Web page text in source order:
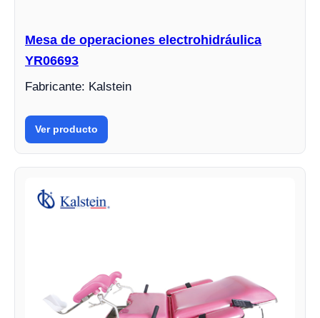
Mesa de operaciones electrohidráulica
YR06693
Fabricante: Kalstein
Ver producto